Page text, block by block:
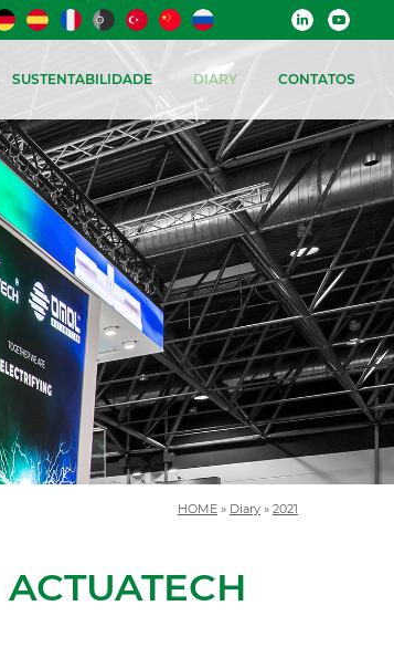
SUSTENTABILIDADE DIARY CONTATOS
HOME » Diary » 2021